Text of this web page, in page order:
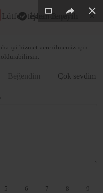
iyi hizmet verebilmemiz için
Beğendim Çok sevdim
5 6 7 8 9
×
×
×
İşlem Başarılı ×
tekrar deneyin ×